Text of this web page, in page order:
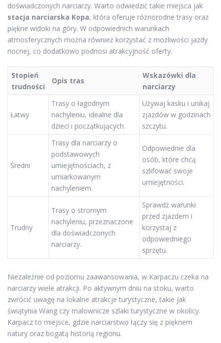
doświadczonych narciarzy. Warto odwiedzić takie miejsca jak
stacja narciarska Kopa, która oferuje różnorodne trasy oraz
piękne widoki na góry. W odpowiednich warunkach
atmosferycznych można również korzystać z możliwości jazdy
nocnej, co dodatkowo podnosi atrakcyjność oferty.
Stopień
trudności
Opis tras
Wskazówki dla
narciarzy
Łatwy
Trasy o łagodnym
nachyleniu, idealne dla
dzieci i początkujących.
Używaj kasku i unikaj
zjazdów w godzinach
szczytu.
Średni
Trasy dla narciarzy o
podstawowych
umiejętnościach, z
umiarkowanym
nachyleniem.
Odpowiednie dla
osób, które chcą
szlifować swoje
umiejętności.
Trudny
Trasy o stromym
nachyleniu, przeznaczone
dla doświadczonych
narciarzy.
Sprawdź warunki
przed zjazdem i
korzystaj z
odpowiedniego
sprzętu.
Niezależnie od poziomu zaawansowania, w Karpaczu czeka na
narciarzy wiele atrakcji. Po aktywnym dniu na stoku, warto
zwrócić uwagę na lokalne atrakcje turystyczne, takie jak
świątynia Wang czy malownicze szlaki turystyczne w okolicy.
Karpacz to miejsce, gdzie narciarstwo łączy się z pięknem
natury oraz bogatą historią regionu.